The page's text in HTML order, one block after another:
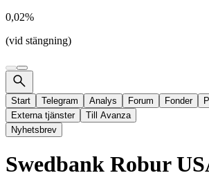
0,02%
(vid stängning)
Start Telegram Analys Forum Fonder
Externa tjänster
Till Avanza
Nyhetsbrev
Swedbank Robur